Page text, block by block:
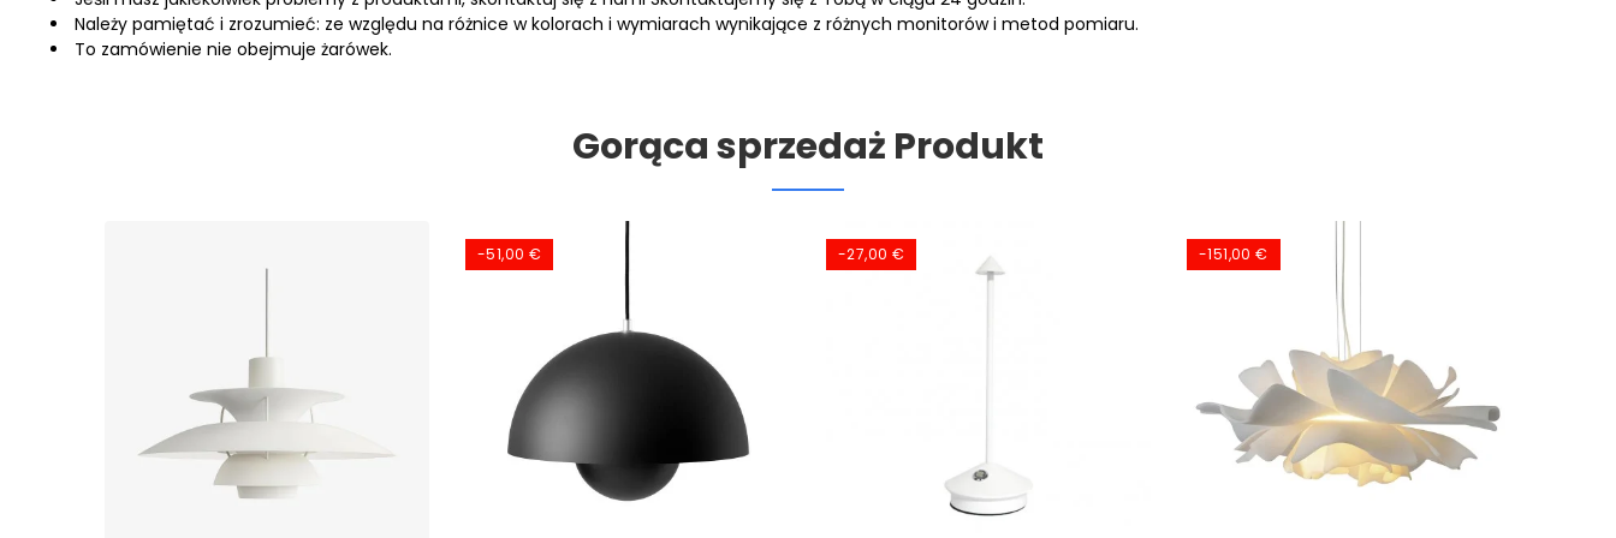
Należy pamiętać i zrozumieć: ze względu na różnice w kolorach i wymiarach wynikające z różnych monitorów i metod pomiaru.
To zamówienie nie obejmuje żarówek.
Gorąca sprzedaż Produkt
-51,00 € -27,00 € -151,00 €